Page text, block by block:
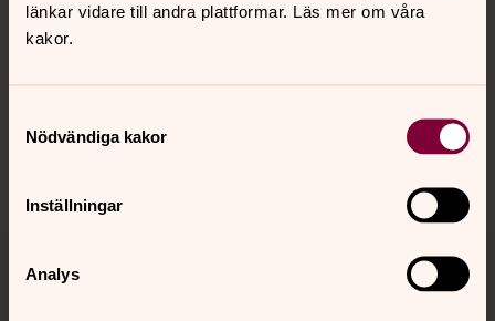
länkar vidare till andra plattformar. Läs mer om våra
kakor.
Nödvändiga kakor
Inställningar
Analys
Hitta snabbt
Jourhavande präst